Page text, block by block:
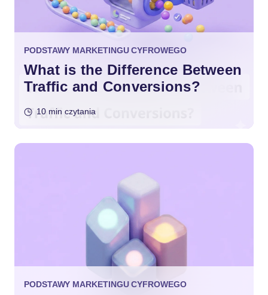
PODSTAWY MARKETINGU CYFROWEGO
What is the Difference Between
Traffic and Conversions?
10 min czytania
PODSTAWY MARKETINGU CYFROWEGO